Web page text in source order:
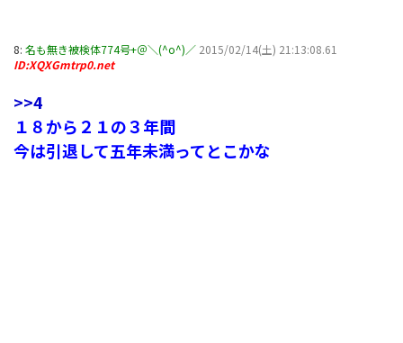
8: 名も無き被検体774号+＠＼(^o^)／ 2015/02/14(土) 21:13:08.61
ID:XQXGmtrp0.net
>>4
１８から２１の３年間
今は引退して五年未満ってとこかな